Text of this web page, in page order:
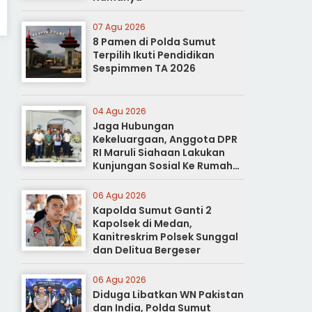
07 Agu 2026
8 Pamen di Polda Sumut
Terpilih Ikuti Pendidikan
Sespimmen TA 2026
04 Agu 2026
Jaga Hubungan
Kekeluargaan, Anggota DPR
RI Maruli Siahaan Lakukan
Kunjungan Sosial Ke Rumah
Duka
06 Agu 2026
Kapolda Sumut Ganti 2
Kapolsek di Medan,
Kanitreskrim Polsek Sunggal
dan Delitua Bergeser
06 Agu 2026
Diduga Libatkan WN Pakistan
dan India, Polda Sumut